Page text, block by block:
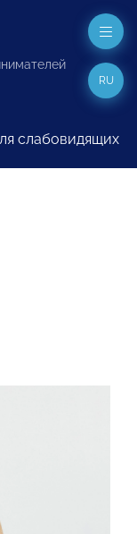
слабовидящих
RU